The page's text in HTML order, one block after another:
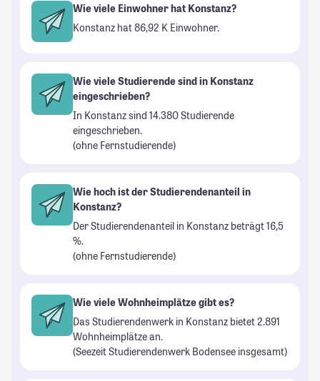
Wie viele Einwohner hat Konstanz?
Konstanz hat 86,92 K Einwohner.
Wie viele Studierende sind in Konstanz
eingeschrieben?
In Konstanz sind 14.380 Studierende
eingeschrieben.
(ohne Fernstudierende)
Wie hoch ist der Studierendenanteil in
Konstanz?
Der Studierendenanteil in Konstanz beträgt 16,5
%.
(ohne Fernstudierende)
Wie viele Wohnheimplätze gibt es?
Das Studierendenwerk in Konstanz bietet 2.891
Wohnheimplätze an.
(Seezeit Studierendenwerk Bodensee insgesamt)